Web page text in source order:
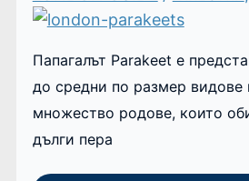
Папагалът Parakeet е
до средни по размер видове
множество родове, които
дълги пера